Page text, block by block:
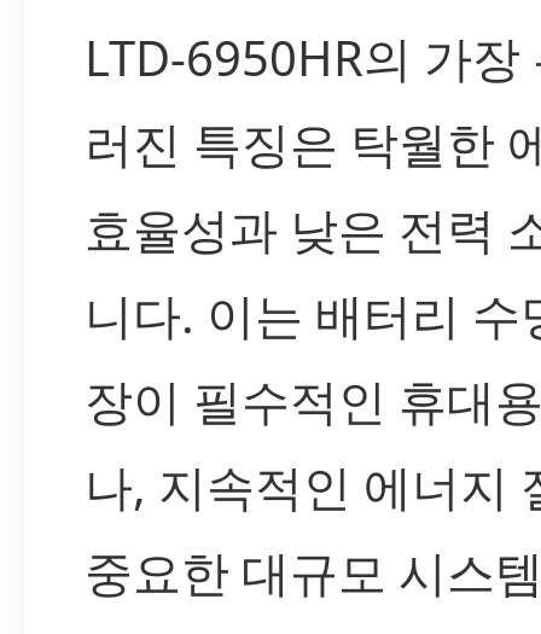
LTD-6950HR의 가장
러진 특징은 탁월한
효율성과 낮은 전력
니다. 이는 배터리 수
장이 필수적인 휴대
나, 지속적인 에너지
중요한 대규모 시스